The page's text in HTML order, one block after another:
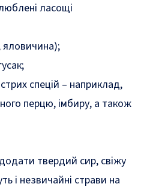
ласощі
яловичина);
спецій – наприклад,
перцю, імбиру, а також
твердий сир, свіжу
і незвичайні страви на